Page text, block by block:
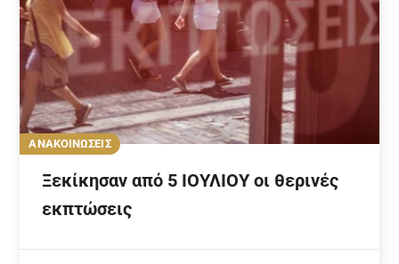
ΑΝΑΚΟΙΝΩΣΕΙΣ
Ξεκίκησαν από 5 ΙΟΥΛΙΟΥ οι θερινές
εκπτώσεις